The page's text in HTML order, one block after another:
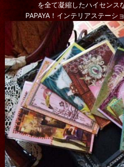
を全て凝縮したハイセンス
PAPAYA！インテリアステーシ